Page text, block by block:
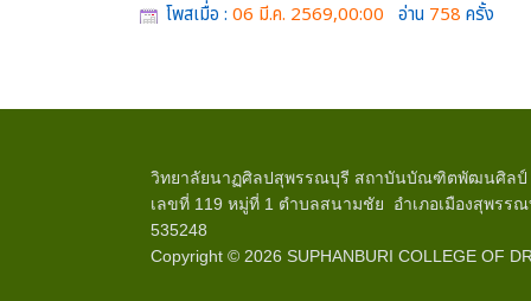
โพสเมื่อ : 06 มี.ค. 2569,00:00 อ่าน 758 ครั้ง
วิทยาลัยนาฏศิลปสุพรรณบุรี สถาบันบัณฑิตพัฒนศิลป์
เลขที่ 119 หมู่ที่ 1 ตำบลสนามชัย อำเภอเมืองสุพรร
535248
Copyright © 2026 SUPHANBURI COLLEGE OF